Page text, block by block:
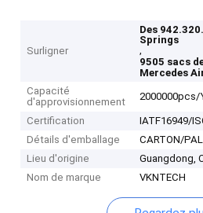
Surligner
Des
Springs
,
9505 sacs
Mercedes
Capacité
d'approvisionnement
2000000pcs/
Certification
IATF16949/
Détails d'emballage
CARTON/
Lieu d'origine
Guangdong,
Nom de marque
VKNTECH